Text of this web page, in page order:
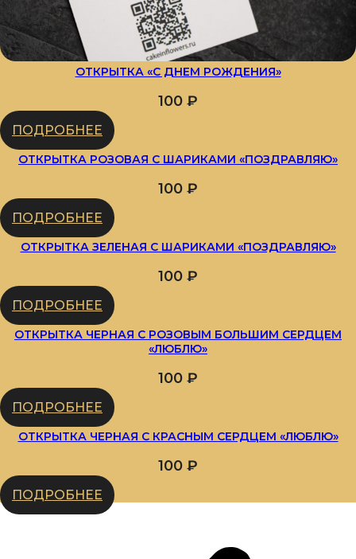
ОТКРЫТКА «С ДНЕМ РОЖДЕНИЯ»
100 ₽
ПОДРОБНЕЕ
ОТКРЫТКА РОЗОВАЯ С ШАРИКАМИ «ПОЗДРАВЛЯЮ»
100 ₽
ПОДРОБНЕЕ
ОТКРЫТКА ЗЕЛЕНАЯ С ШАРИКАМИ «ПОЗДРАВЛЯЮ»
100 ₽
ПОДРОБНЕЕ
ОТКРЫТКА ЧЕРНАЯ С РОЗОВЫМ БОЛЬШИМ СЕРДЦЕМ
«ЛЮБЛЮ»
100 ₽
ПОДРОБНЕЕ
ОТКРЫТКА ЧЕРНАЯ С КРАСНЫМ СЕРДЦЕМ «ЛЮБЛЮ»
100 ₽
ПОДРОБНЕЕ